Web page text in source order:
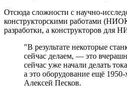
Отсюда сложности с научно-
конструкторскими работами
разработки, а конструкторов для
"В результате некоторые
сейчас делаем, — это
сейчас уже начали делать
а это оборудование ещё
Алексей Песков.